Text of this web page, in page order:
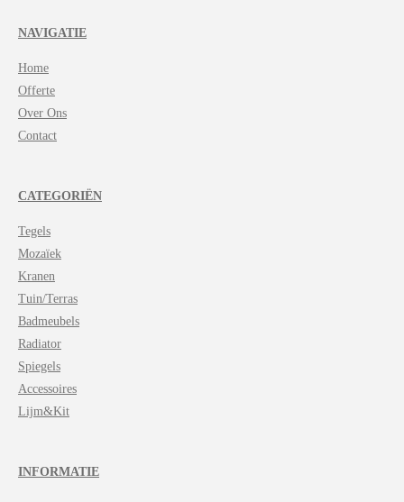
s
p
p
NAVIGATIE
Home
Offerte
Over Ons
Contact
CATEGORIËN
Tegels
Mozaïek
Kranen
Tuin/Terras
Badmeubels
Radiator
Spiegels
Accessoires
Lijm&Kit
INFORMATIE